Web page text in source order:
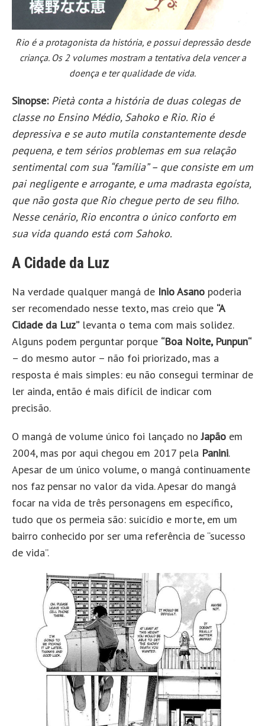
Rio é a protagonista da história, e possui depressão desde
criança. Os 2 volumes mostram a tentativa dela vencer a
doença e ter qualidade de vida.
Sinopse: Pietà conta a história de duas colegas de
classe no Ensino Médio, Sahoko e Rio. Rio é
depressiva e se auto mutila constantemente desde
pequena, e tem sérios problemas em sua relação
sentimental com sua “família” – que consiste em um
pai negligente e arrogante, e uma madrasta egoísta,
que não gosta que Rio chegue perto de seu filho.
Nesse cenário, Rio encontra o único conforto em
sua vida quando está com Sahoko.
A Cidade da Luz
Na verdade qualquer mangá de Inio Asano poderia
ser recomendado nesse texto, mas creio que “A
Cidade da Luz”levanta o tema com mais solidez.
Alguns podem perguntar porque “Boa Noite, Punpun“
– do mesmo autor – não foi priorizado, mas a
resposta é mais simples: eu não consegui terminar de
ler ainda, então é mais difícil de indicar com
precisão.
O mangá de volume único foi lançado noJapão em
2004, mas por aqui chegou em 2017 pela Panini.
Apesar de um único volume, o mangá continuamente
nos faz pensar no valor da vida. Apesar do mangá
focar na vida de três personagens em específico,
tudo que os permeia são: suicídio e morte, em um
bairro conhecido por ser uma referência de “sucesso
de vida”.